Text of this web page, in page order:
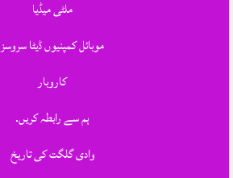
ملٹی میڈیا
موبائل کمپنیوں ڈیٹا سروسز
کاروبار
ہم سے رابطہ کریں.
وادی گلگت کی تاریخ